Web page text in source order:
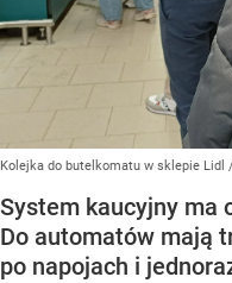
Kolejka do butelkomatu w sklepie Lidl
System kaucyjny ma
Do automatów mają
po napojach i